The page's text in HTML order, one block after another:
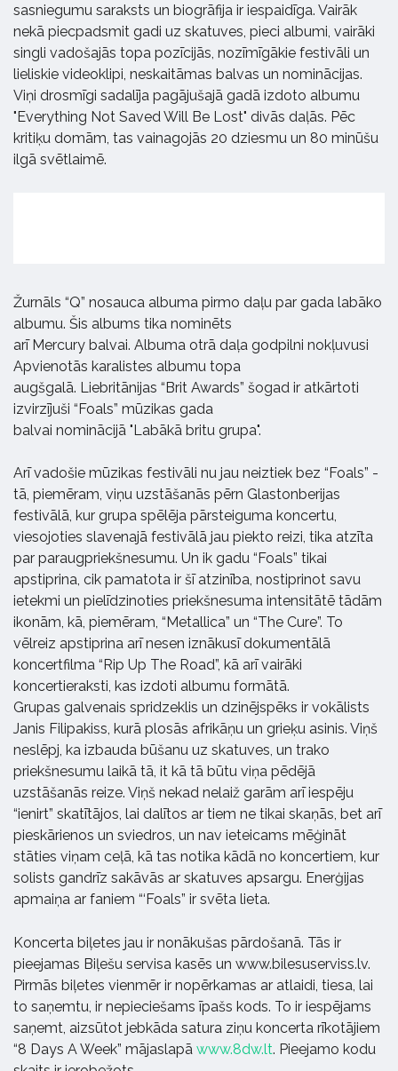
sasniegumu saraksts un biogrāfija ir iespaidīga. Vairāk
nekā piecpadsmit gadi uz skatuves, pieci albumi, vairāki
singli vadošajās topa pozīcijās, nozīmīgākie festivāli un
lieliskie videoklipi, neskaitāmas balvas un nominācijas.
Viņi drosmīgi sadalīja pagājušajā gadā izdoto albumu
"Everything Not Saved Will Be Lost" divās daļās. Pēc
kritiķu domām, tas vainagojās 20 dziesmu un 80 minūšu
ilgā svētlaimē.
Žurnāls “Q” nosauca albuma pirmo daļu par gada labāko
albumu. Šis albums tika nominēts
arī Mercury balvai. Albuma otrā daļa godpilni nokļuvusi
Apvienotās karalistes albumu topa
augšgalā. Liebritānijas “Brit Awards” šogad ir atkārtoti
izvirzījuši “Foals” mūzikas gada
balvai nominācijā "Labākā britu grupa".
Arī vadošie mūzikas festivāli nu jau neiztiek bez “Foals” -
tā, piemēram, viņu uzstāšanās pērn Glastonberijas
festivālā, kur grupa spēlēja pārsteiguma koncertu,
viesojoties slavenajā festivālā jau piekto reizi, tika atzīta
par paraugpriekšnesumu. Un ik gadu “Foals” tikai
apstiprina, cik pamatota ir šī atzinība, nostiprinot savu
ietekmi un pielīdzinoties priekšnesuma intensitātē tādām
ikonām, kā, piemēram, “Metallica” un “The Cure”. To
vēlreiz apstiprina arī nesen iznākusī dokumentālā
koncertfilma “Rip Up The Road”, kā arī vairāki
koncertieraksti, kas izdoti albumu formātā.
Grupas galvenais spridzeklis un dzinējspēks ir vokālists
Janis Filipakiss, kurā plosās afrikāņu un grieķu asinis. Viņš
neslēpj, ka izbauda būšanu uz skatuves, un trako
priekšnesumu laikā tā, it kā tā būtu viņa pēdējā
uzstāšanās reize. Viņš nekad nelaiž garām arī iespēju
“ienirt” skatītājos, lai dalītos ar tiem ne tikai skaņās, bet arī
pieskārienos un sviedros, un nav ieteicams mēģināt
stāties viņam ceļā, kā tas notika kādā no koncertiem, kur
solists gandrīz sakāvās ar skatuves apsargu. Enerģijas
apmaiņa ar faniem “‘Foals” ir svēta lieta.
Koncerta biļetes jau ir nonākušas pārdošanā. Tās ir
pieejamas Biļešu servisa kasēs un www.bilesuserviss.lv.
Pirmās biļetes vienmēr ir nopērkamas ar atlaidi, tiesa, lai
to saņemtu, ir nepieciešams īpašs kods. To ir iespējams
saņemt, aizsūtot jebkāda satura ziņu koncerta rīkotājiem
“8 Days A Week” mājaslapā www.8dw.lt. Pieejamo kodu